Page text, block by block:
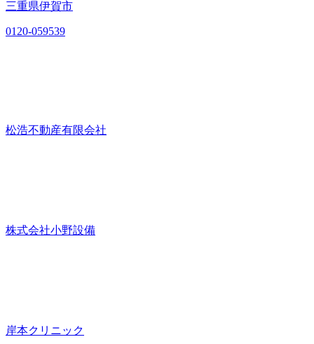
三重県伊賀市
0120-059539
松浩不動産有限会社
株式会社小野設備
岸本クリニック